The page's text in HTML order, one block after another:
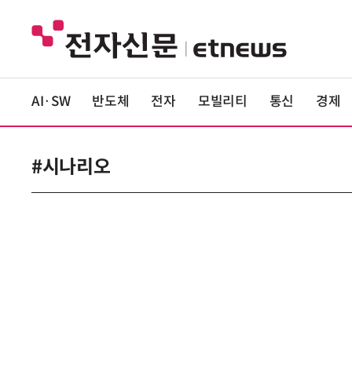
AI·SW 반도체 전자 모빌리티 통신 경제
#시나리오